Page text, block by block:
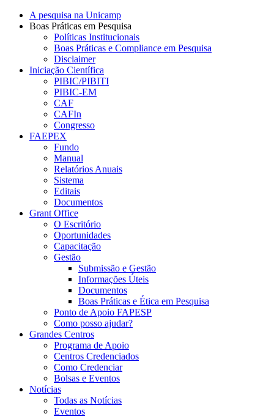
A pesquisa na Unicamp
Boas Práticas em Pesquisa
Políticas Institucionais
Boas Práticas e Compliance em Pesquisa
Disclaimer
Iniciação Científica
PIBIC/PIBITI
PIBIC-EM
CAF
CAFIn
Congresso
FAEPEX
Fundo
Manual
Relatórios Anuais
Sistema
Editais
Documentos
Grant Office
O Escritório
Oportunidades
Capacitação
Gestão
Submissão e Gestão
Informações Úteis
Documentos
Boas Práticas e Ética em Pesquisa
Ponto de Apoio FAPESP
Como posso ajudar?
Grandes Centros
Programa de Apoio
Centros Credenciados
Como Credenciar
Bolsas e Eventos
Notícias
Todas as Notícias
Eventos